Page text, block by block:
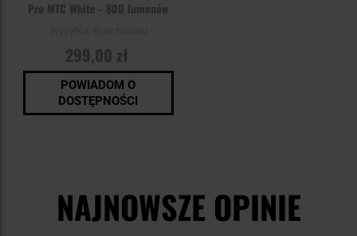
Pro MTC White - 800 lumenów
299,00 zł
POWIADOM O
DOSTĘPNOŚCI
NAJNOWSZE OPINIE